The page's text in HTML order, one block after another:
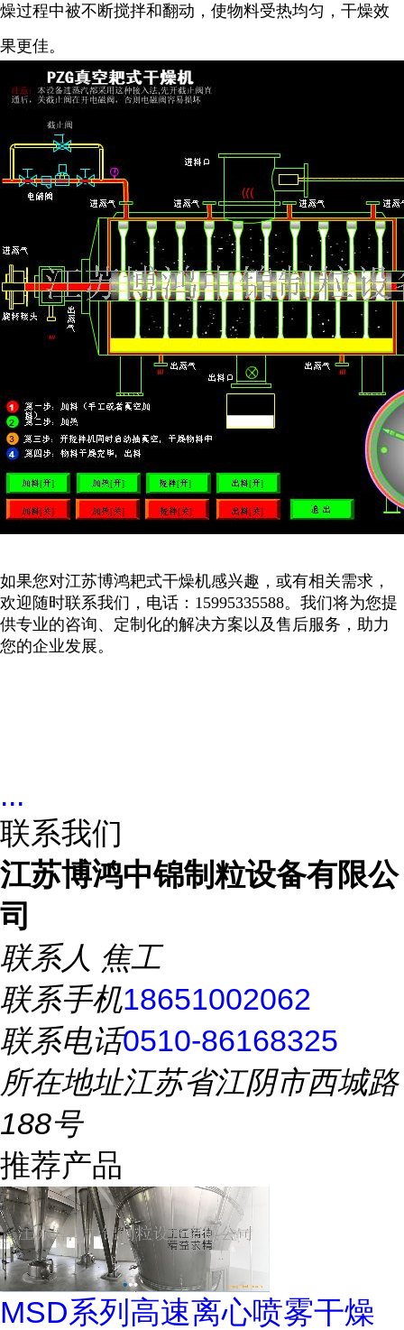
燥过程中被不断搅拌和翻动，使物料受热均匀，干燥效
果更佳。
如果您对江苏博鸿耙式干燥机感兴趣，或有相关需求，
欢迎随时联系我们，电话： 15995335588。我们将为您提
供专业的咨询、定制化的解决方案以及售后服务，助力
您的企业发展。
...
联系我们
江苏博鸿中锦制粒设备有限公
司
联系人 焦工
联系手机18651002062
联系电话0510-86168325
所在地址江苏省江阴市西城路
188号
推荐产品
MSD系列高速离心喷雾干燥